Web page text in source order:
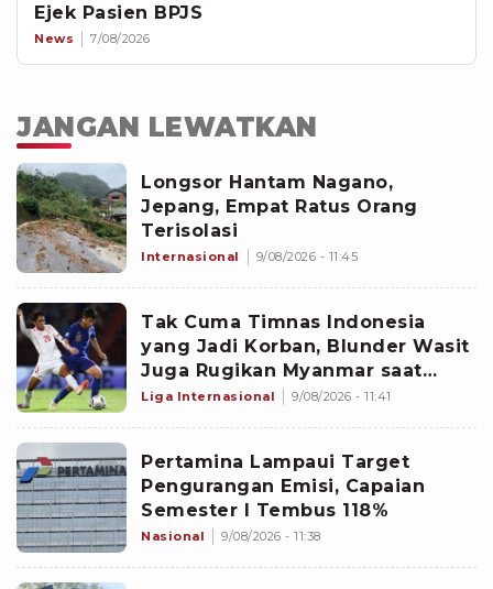
Ejek Pasien BPJS
News 7/08/2026
JANGAN LEWATKAN
Longsor Hantam Nagano,
Jepang, Empat Ratus Orang
Terisolasi
Internasional 9/08/2026 - 11:45
Tak Cuma Timnas Indonesia
yang Jadi Korban, Blunder Wasit
Juga Rugikan Myanmar saat
Lawan Thailand di Piala AFF 2026
Liga Internasional 9/08/2026 - 11:41
Pertamina Lampaui Target
Pengurangan Emisi, Capaian
Semester I Tembus 118%
Nasional 9/08/2026 - 11:38